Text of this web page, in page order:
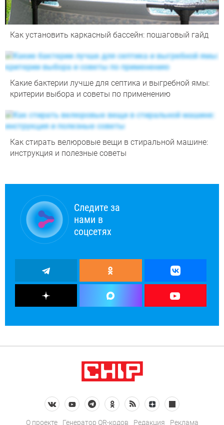
Как установить каркасный бассейн: пошаговый гайд
Какие бактерии лучше для септика и выгребной ямы:
критерии выбора и советы по применению
Как стирать велюровые вещи в стиральной машине:
инструкция и полезные советы
Следите за
нами в
соцсетях
О проекте Генератор QR-кодов Редакция Реклама